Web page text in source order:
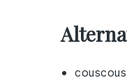
couscous